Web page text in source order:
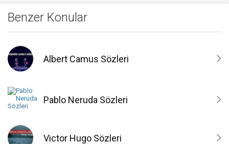
Benzer Konular
Albert Camus Sözleri
Pablo Neruda Sözleri
Victor Hugo Sözleri